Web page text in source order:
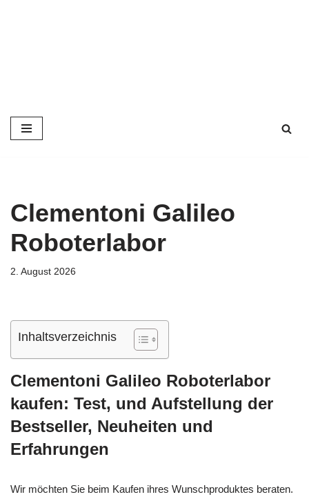
Clementoni Galileo
Roboterlabor
2. August 2026
Inhaltsverzeichnis
Clementoni Galileo Roboterlabor
kaufen: Test, und Aufstellung der
Bestseller, Neuheiten und
Erfahrungen
Wir möchten Sie beim Kaufen ihres Wunschproduktes beraten.